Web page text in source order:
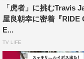
その伝説的なダンス
依頼したのが、ジャ
幸。世界クラスのト
「虎者」に挑むTravis
屋良朝幸に密着『RIDE
E...
TV LIFE